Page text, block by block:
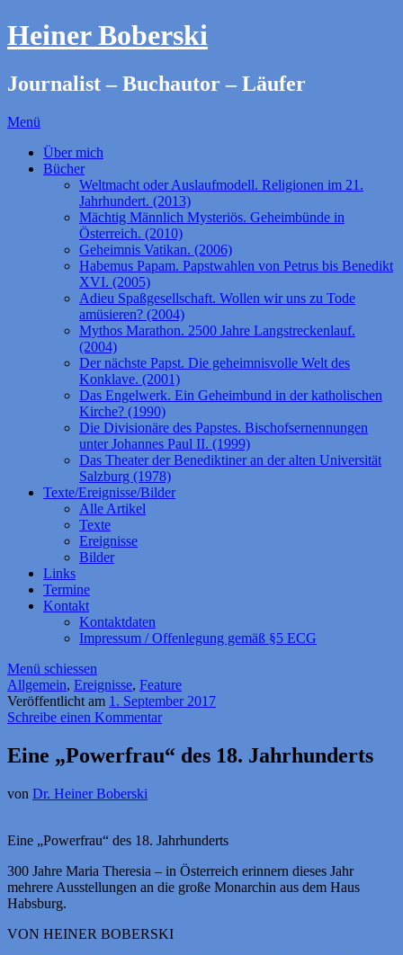
Heiner Boberski
Journalist – Buchautor – Läufer
Menü
Über mich
Bücher
Weltmacht oder Auslaufmodell. Religionen im 21.
Jahrhundert. (2013)
Mächtig Männlich Mysteriös. Geheimbünde in
Österreich. (2010)
Geheimnis Vatikan. (2006)
Habemus Papam. Papstwahlen von Petrus bis Benedikt
XVI. (2005)
Adieu Spaßgesellschaft. Wollen wir uns zu Tode
amüsieren? (2004)
Mythos Marathon. 2500 Jahre Langstreckenlauf.
(2004)
Der nächste Papst. Die geheimnisvolle Welt des
Konklave. (2001)
Das Engelwerk. Ein Geheimbund in der katholischen
Kirche? (1990)
Die Divisionäre des Papstes. Bischofsernennungen
unter Johannes Paul II. (1999)
Das Theater der Benediktiner an der alten Universität
Salzburg (1978)
Texte/Ereignisse/Bilder
Alle Artikel
Texte
Ereignisse
Bilder
Links
Termine
Kontakt
Kontaktdaten
Impressum / Offenlegung gemäß §5 ECG
Menü schiessen
Allgemein, Ereignisse, Feature
Veröffentlicht am 1. September 2017
Schreibe einen Kommentar
Eine „Powerfrau“ des 18. Jahrhunderts
von Dr. Heiner Boberski
Eine „Powerfrau“ des 18. Jahrhunderts
300 Jahre Maria Theresia – in Österreich erinnern dieses Jahr
mehrere Ausstellungen an die große Monarchin aus dem Haus
Habsburg.
VON HEINER BOBERSKI